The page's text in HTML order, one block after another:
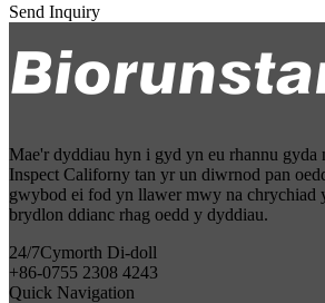
Send Inquiry
Mae'r dyddiau hyn i gyd yn eu rhannu gyda
Inspect Californy tan yr un diwrnod pan
gwybod ei fod yn llawer mwy na chrychiad
brydlon ddianc rhag oedd y dyddiau.
24/7Cymorth Di-doll
+86-0755 2308 4243
Quick Navigation